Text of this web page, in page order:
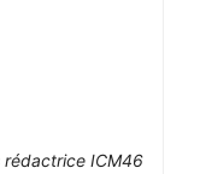
rédactrice ICM46